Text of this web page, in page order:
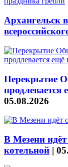
Архангельск
Перекрытие
продлевается
05.08.2026
В Мезени идёт
котельной |